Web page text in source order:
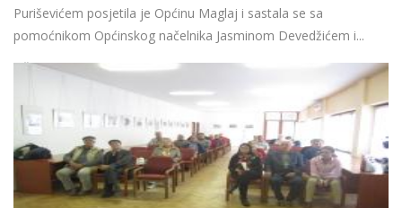
Puriševićem posjetila je Općinu Maglaj i sastala se sa
pomoćnikom Općinskog načelnika Jasminom Devedžićem i...
Više...